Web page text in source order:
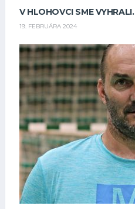
V HLOHOVCI SME VYHRALI.
19. FEBRUÁRA 2024